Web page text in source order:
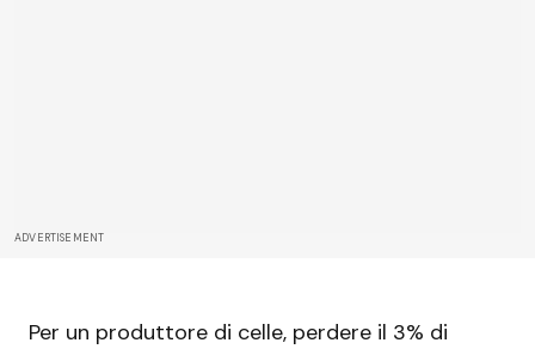
ADVERTISEMENT
Per un produttore di celle, perdere il 3% di